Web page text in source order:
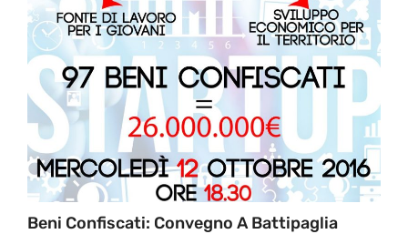
Beni Confiscati: Convegno A Battipaglia